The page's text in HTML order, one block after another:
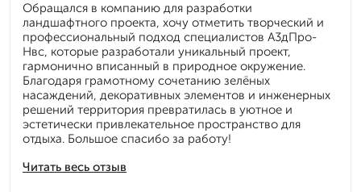
Читать весь отзыв
Обращался в компанию для разработки
ландшафтного проекта, хочу отметить творческий и
профессиональный подход специалистов А3дПро-
Нвс, которые разработали уникальный проект,
гармонично вписанный в природное окружение.
Благодаря грамотному сочетанию зелёных
насаждений, декоративных элементов и инженерных
решений территория превратилась в уютное и
эстетически привлекательное пространство для
отдыха. Большое спасибо за работу!